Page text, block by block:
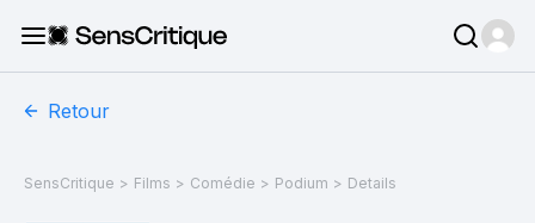
Retour
SensCritique > Films > Comédie > Podium > Details